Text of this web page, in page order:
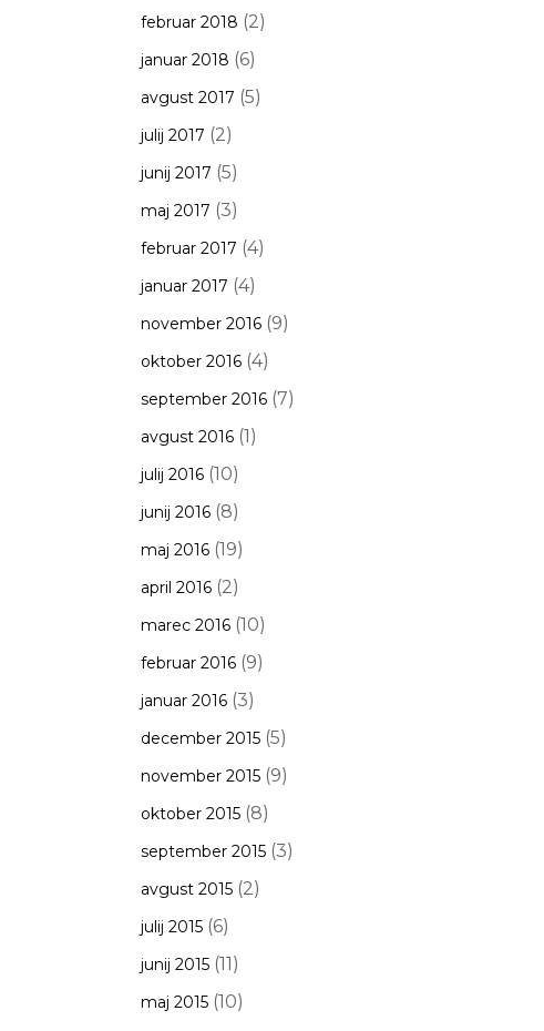
februar 2018 (2)
januar 2018 (6)
avgust 2017 (5)
julij 2017 (2)
junij 2017 (5)
maj 2017 (3)
februar 2017 (4)
januar 2017 (4)
november 2016(9)
oktober 2016(4)
september 2016(7)
avgust 2016(1)
julij 2016(10)
junij 2016(8)
maj 2016(19)
april 2016(2)
marec 2016(10)
februar 2016(9)
januar 2016(3)
december 2015(5)
november 2015(9)
oktober 2015(8)
september 2015(3)
avgust 2015(2)
julij 2015(6)
junij 2015(11)
maj 2015(10)